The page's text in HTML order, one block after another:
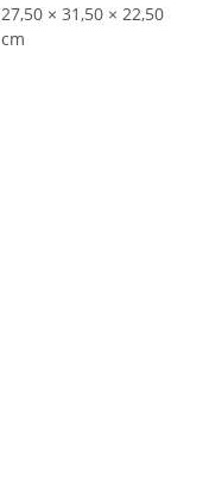
27,50 × 31,50 × 22,50
cm